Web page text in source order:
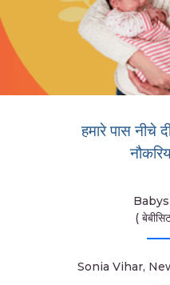
हमारे पास
(
Sonia Vihar,